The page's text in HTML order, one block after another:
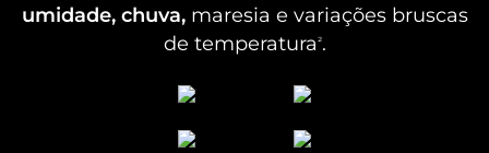
Informação de tela
Tela 6,4” 1.5K (1200 x 2670) | HDR10+ | 120 Hz | pOLED
umidade, chuva,maresia e variações bruscas
de temperatura².